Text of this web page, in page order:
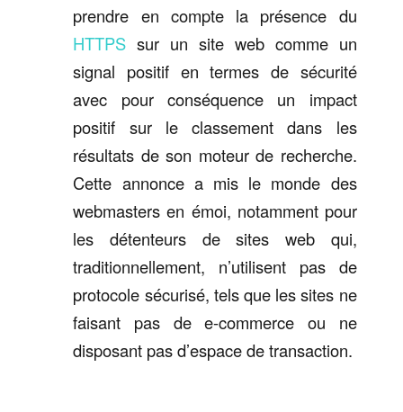
prendre en compte la présence du
HTTPS sur un site web comme un
signal positif en termes de sécurité
avec pour conséquence un impact
positif sur le classement dans les
résultats de son moteur de recherche.
Cette annonce a mis le monde des
webmasters en émoi, notamment pour
les détenteurs de sites web qui,
traditionnellement, n’utilisent pas de
protocole sécurisé, tels que les sites ne
faisant pas de e-commerce ou ne
disposant pas d’espace de transaction.